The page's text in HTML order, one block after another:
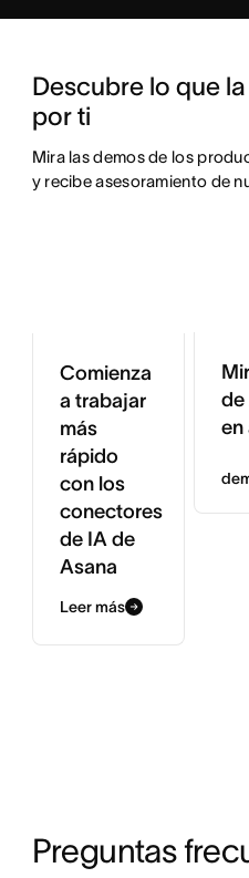
Descubre lo que
por ti
Mira las demos de los
y recibe asesoramiento de
Comienza
a trabajar
más
rápido
con los
conectores
de IA de
Asana
Leer más
de
en
Preguntas